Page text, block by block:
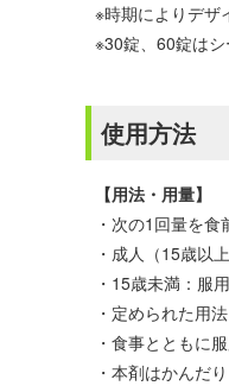
※時期によりデザ
※30錠、60錠は
使用方法
【用法・用量】
・次の1回量を食
・成人（15歳以
・15歳未満：服
・定められた用
・食事とともに
・本剤はかんだ